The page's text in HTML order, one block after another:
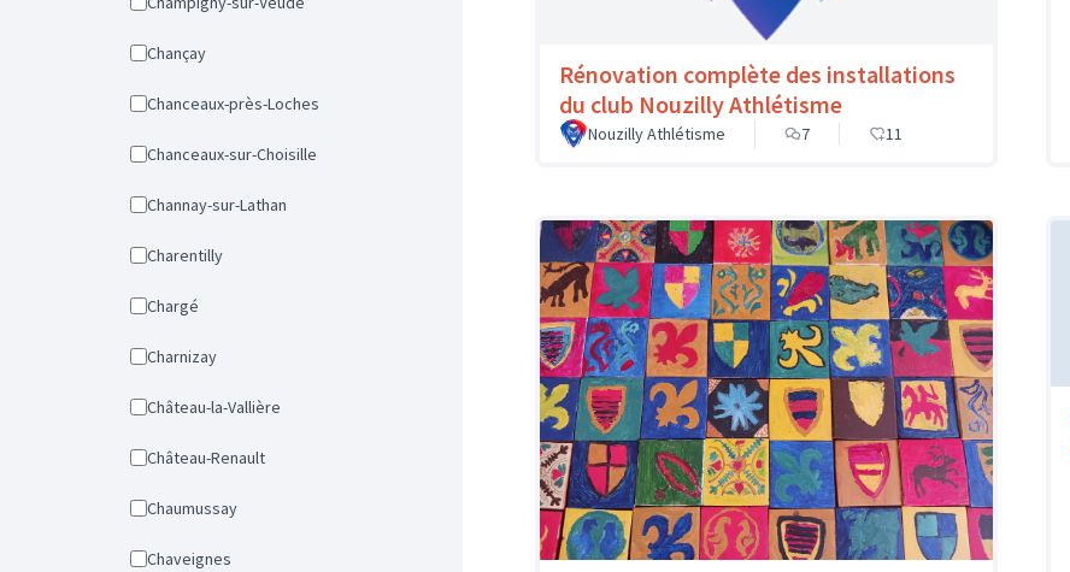
Chançay
Chanceaux-près-Loches
Chanceaux-sur-Choisille
Channay-sur-Lathan
Charentilly
Chargé
Charnizay
Château-la-Vallière
Château-Renault
Chaumussay
Chaveignes
Rénovation complète des installations
du club Nouzilly Athlétisme
Nouzilly Athlétisme 7 11